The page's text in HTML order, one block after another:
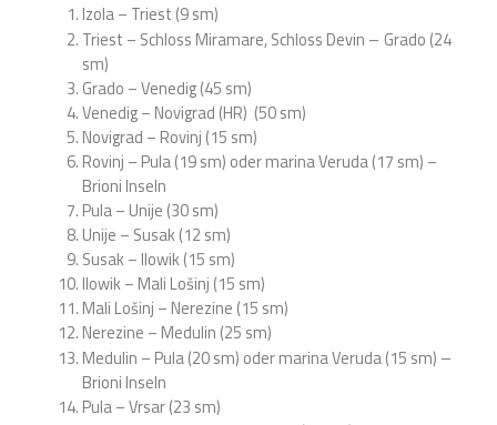
Izola – Triest (9 sm)
Triest – Schloss Miramare, Schloss Devin – Grado (24
sm)
Grado – Venedig (45 sm)
Venedig – Novigrad (HR) (50 sm)
Novigrad – Rovinj (15 sm)
Rovinj – Pula (19 sm) oder marina Veruda (17 sm) –
Brioni Inseln
Pula – Unije (30 sm)
Unije – Susak (12 sm)
Susak – Ilowik (15 sm)
Ilowik – Mali Lošinj (15 sm)
Mali Lošinj – Nerezine (15 sm)
Nerezine – Medulin (25 sm)
Medulin – Pula (20 sm) oder marina Veruda (15 sm) –
Brioni Inseln
Pula – Vrsar (23 sm)